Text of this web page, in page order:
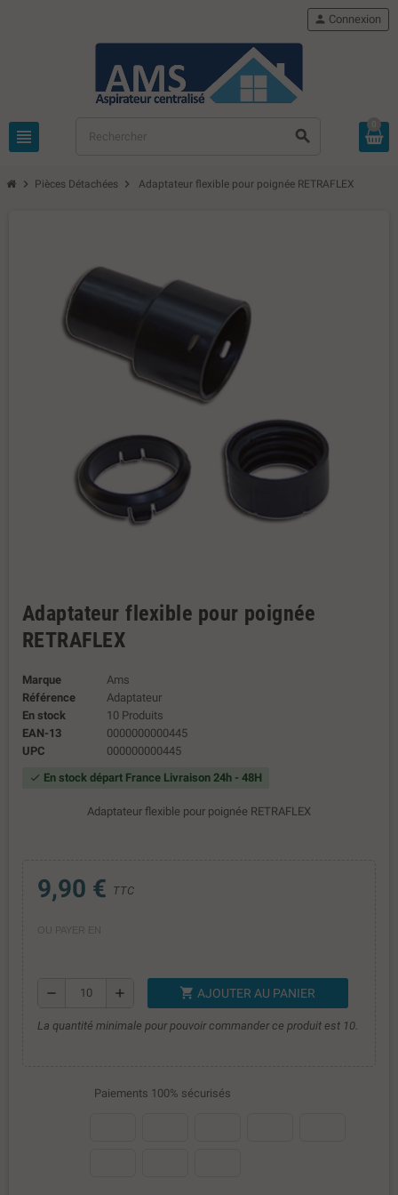
view_headline search
person Connexion
chevron_right Pièces Détachées chevron_right Adaptateur flexible pour poignée RETRAFLEX
Adaptateur flexible pour poignée
RETRAFLEX
Marque
Ams
Référence
Adaptateur
En stock
10 Produits
EAN-13
0000000000445
UPC
000000000445
check En stock départ France Livraison 24h - 48H
Adaptateur flexible pour poignée RETRAFLEX
9,90 € TTC
OU PAYER EN
remove add shopping_cart AJOUTER AU PANIER
La quantité minimale pour pouvoir commander ce produit est 10.
Paiements 100% sécurisés